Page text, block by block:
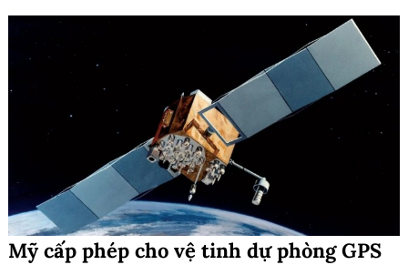
Mỹ cấp phép cho vệ tinh dự phòng GPS